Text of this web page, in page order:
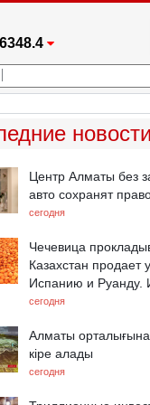
67.17
новости
Центр Алматы без
авто сохранят
сегодня
Чечевица
Казахстан продает
Испанию и Руанду.
сегодня
Алматы орталығына
кіре алады
сегодня